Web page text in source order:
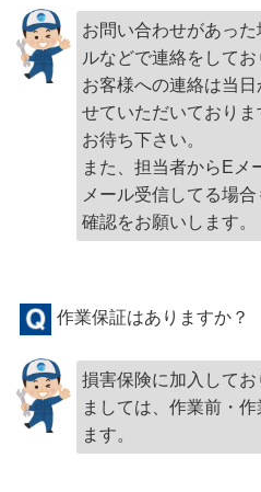
お問い合わせがあっ
ルなどで連絡をしてお
お客様への連絡は当
せていただいており
お待ち下さい。
また、担当者からEメ
メール受信してる場
確認をお願いします。
作業保証はありますか？
損害保険に加入して
ましては、作業前・
ます。